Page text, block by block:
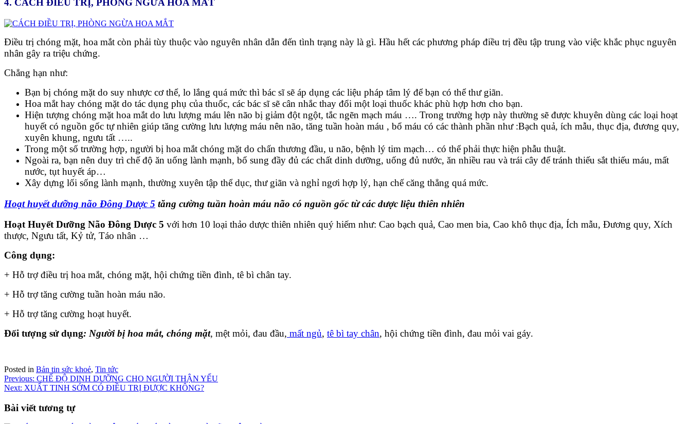
4. CÁCH ĐIỀU TRỊ, PHÒNG NGỪA HOA MẮT
Điều trị chóng mặt, hoa mắt còn phải tùy thuộc vào nguyên nhân dẫn đến tình trạng này là gì. Hầu hết các phương pháp điều trị đều tập trung vào việc khắc phục nguyên
nhân gây ra triệu chứng.
Chẳng hạn như:
Bạn bị chóng mặt do suy nhược cơ thể, lo lắng quá mức thì bác sĩ sẽ áp dụng các liệu pháp tâm lý để bạn có thể thư giãn.
Hoa mắt hay chóng mặt do tác dụng phụ của thuốc, các bác sĩ sẽ cân nhắc thay đổi một loại thuốc khác phù hợp hơn cho bạn.
Hiện tượng chóng mặt hoa mắt do lưu lượng máu lên não bị giảm đột ngột, tắc ngẽn mạch máu …. Trong trường hợp này thường sẽ được khuyên dùng các loại hoạt
huyết có nguồn gốc tự nhiên giúp tăng cường lưu lượng máu nên não, tăng tuần hoàn máu , bổ máu có các thành phần như :Bạch quả, ích mẫu, thục địa, đương quy,
xuyên khung, ngưu tất …..
Trong một số trường hợp, người bị hoa mắt chóng mặt do chấn thương đầu, u não, bệnh lý tim mạch… có thể phải thực hiện phẫu thuật.
Ngoài ra, bạn nên duy trì chế độ ăn uống lành mạnh, bổ sung đầy đủ các chất dinh dưỡng, uống đủ nước, ăn nhiều rau và trái cây để tránh thiếu sắt thiếu máu, mất
nước, tụt huyết áp…
Xây dựng lối sống lành mạnh, thường xuyên tập thể dục, thư giãn và nghỉ ngơi hợp lý, hạn chế căng thẳng quá mức.
Hoạt huyết dưỡng não Đông Dược 5 tăng cường tuần hoàn máu não có nguồn gốc từ các dược liệu thiên nhiên
Hoạt Huyết Dưỡng Não Đông Dược 5 với hơn 10 loại thảo dược thiên nhiên quý hiếm như: Cao bạch quả, Cao men bia, Cao khô thục địa, Ích mẫu, Đương quy, Xích
thược, Ngưu tất, Kỷ tử, Táo nhân …
Công dụng:
+ Hỗ trợ điều trị hoa mắt, chóng mặt, hội chứng tiền đình, tê bì chân tay.
+ Hỗ trợ tăng cường tuần hoàn máu não.
+ Hỗ trợ tăng cường hoạt huyết.
Đối tượng sử dụng: Người bị hoa mắt, chóng mặt, mệt mỏi, đau đầu, mất ngủ, tê bì tay chân, hội chứng tiền đình, đau mỏi vai gáy.
Posted in Bản tin sức khoẻ, Tin tức
Điều
hướng
bài
Previous: CHẾ ĐỘ DINH DƯỠNG CHO NGƯỜI THẬN YẾU
Next: XUẤT TINH SỚM CÓ ĐIỀU TRỊ ĐƯỢC KHÔNG?
Bài viết tương tự